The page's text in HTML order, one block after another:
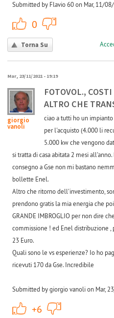
Submitted by Flavio 60 on Mar, 11/
0
Torna Su
Mar, 23/11/2021 - 19:19
giorgio
vanoli
FOTOVOL.,
ALTRO CHE
ciao a tutti ho un
per l'acquisto (4.000 li
5.000 kw che vengono
si tratta di casa abitata 2 mesi
consegno a Gse non mi bastano
bollette Enel.
Altro che ritorno dell'investimento,
prendono gratis la mia energia che
GRANDE IMBROGLIO per non dire
commissione ! ed Enel distribuzione
23 Euro.
Quali sono le vs esperienze? Io ho
ricevuti 170 da Gse. Incredibile
Submitted by giorgio vanoli on Mar,
+6